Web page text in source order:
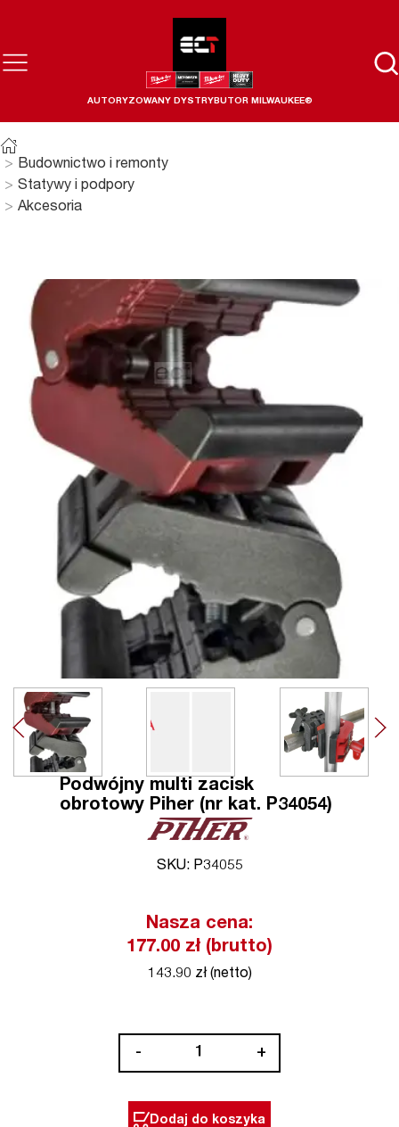
AUTORYZOWANY DYSTRYBUTOR MILWAUKEE®
Budownictwo i remonty
Statywy i podpory
Akcesoria
Podwójny multi zacisk
obrotowy Piher (nr kat. P34054)
SKU: P34055
Nasza cena:
177.00 zł (brutto)
143.90 zł (netto)
-
zacisk
+
Dodaj do koszyka